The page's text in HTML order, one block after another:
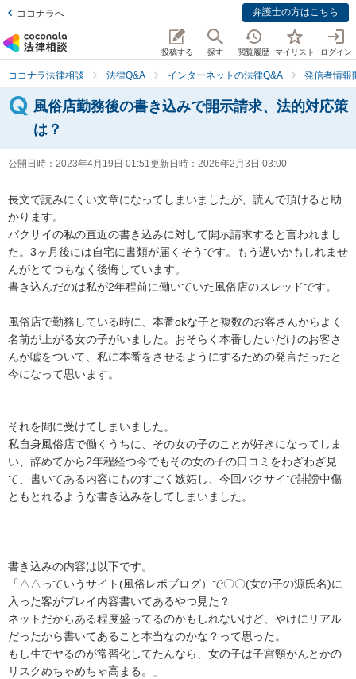
ココナラへ 弁護士の方はこちら
投稿する 探す 閲覧履歴 マイリスト ログイン
ココナラ法律相談 法律Q&A インターネットの法律Q&A 発信者情報
風俗店勤務後の書き込みで開示請求、法的対応策
は？
公開日時： 2023年4月19日 01:51更新日時： 2026年2月3日 03:00
長文で読みにくい文章になってしまいましたが、読んで頂けると助
かります。
バクサイの私の直近の書き込みに対して開示請求すると言われまし
た。3ヶ月後には自宅に書類が届くそうです。もう遅いかもしれませ
んがとてつもなく後悔しています。
書き込んだのは私が2年程前に働いていた風俗店のスレッドです。
風俗店で勤務している時に、本番okな子と複数のお客さんからよく
名前が上がる女の子がいました。おそらく本番したいだけのお客さ
んが嘘をついて、私に本番をさせるようにするための発言だったと
今になって思います。
それを間に受けてしまいました。
私自身風俗店で働くうちに、その女の子のことが好きになってしま
い、辞めてから2年程経つ今でもその女の子の口コミをわざわざ見
て、書いてある内容にものすごく嫉妬し、今回バクサイで誹謗中傷
ともとれるような書き込みをしてしまいました。
書き込みの内容は以下です。
「△△っていうサイト(風俗レポブログ）で〇〇(女の子の源氏名)に
入った客がプレイ内容書いてあるやつ見た？
ネットだからある程度盛ってるのかもしれないけど、やけにリアル
だったから書いてあること本当なのかな？って思った。
もし生でヤるのが常習化してたんなら、女の子は子宮頸がんとかの
リスクめちゃめちゃ高まる。」